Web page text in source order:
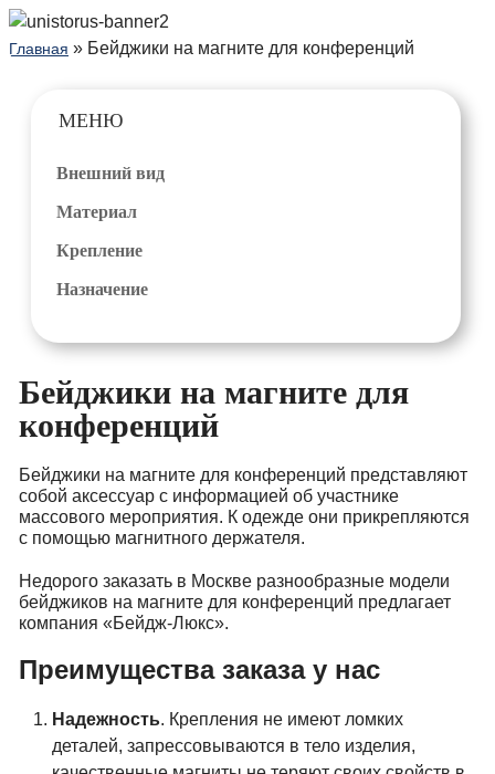
Главная » Бейджики на магните для конференций
МЕНЮ
Внешний вид
Материал
Крепление
Назначение
Бейджики на магните для
конференций
Бейджики на магните для конференций представляют
собой аксессуар с информацией об участнике
массового мероприятия. К одежде они прикрепляются
с помощью магнитного держателя.
Недорого заказать в Москве разнообразные модели
бейджиков на магните для конференций предлагает
компания «Бейдж-Люкс».
Преимущества заказа у нас
Надежность. Крепления не имеют ломких
деталей, запрессовываются в тело изделия,